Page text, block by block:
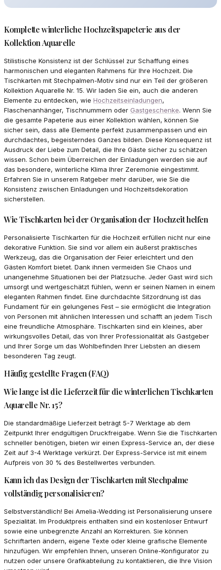
Komplette winterliche Hochzeitspapeterie aus der
Kollektion Aquarelle
Stilistische Konsistenz ist der Schlüssel zur Schaffung eines
harmonischen und eleganten Rahmens für Ihre Hochzeit. Die
Tischkarten mit Stechpalmen-Motiv sind nur ein Teil der größeren
Kollektion Aquarelle Nr. 15. Wir laden Sie ein, auch die anderen
Elemente zu entdecken, wie Hochzeitseinladungen,
Flaschenanhänger, Tischnummern oder Gastgeschenke. Wenn Sie
die gesamte Papeterie aus einer Kollektion wählen, können Sie
sicher sein, dass alle Elemente perfekt zusammenpassen und ein
durchdachtes, begeisterndes Ganzes bilden. Diese Konsequenz ist
Ausdruck der Liebe zum Detail, die Ihre Gäste sicher zu schätzen
wissen. Schon beim Überreichen der Einladungen werden sie auf
das besondere, winterliche Klima Ihrer Zeremonie eingestimmt.
Erfahren Sie in unserem Ratgeber mehr darüber, wie Sie die
Konsistenz zwischen Einladungen und Hochzeitsdekoration
sicherstellen.
Wie Tischkarten bei der Organisation der Hochzeit helfen
Personalisierte Tischkarten für die Hochzeit erfüllen nicht nur eine
dekorative Funktion. Sie sind vor allem ein äußerst praktisches
Werkzeug, das die Organisation der Feier erleichtert und den
Gästen Komfort bietet. Dank ihnen vermeiden Sie Chaos und
unangenehme Situationen bei der Platzsuche. Jeder Gast wird sich
umsorgt und wertgeschätzt fühlen, wenn er seinen Namen in einem
eleganten Rahmen findet. Eine durchdachte Sitzordnung ist das
Fundament für ein gelungenes Fest – sie ermöglicht die Integration
von Personen mit ähnlichen Interessen und schafft an jedem Tisch
eine freundliche Atmosphäre. Tischkarten sind ein kleines, aber
wirkungsvolles Detail, das von Ihrer Professionalität als Gastgeber
und Ihrer Sorge um das Wohlbefinden Ihrer Liebsten an diesem
besonderen Tag zeugt.
Häufig gestellte Fragen (FAQ)
Wie lange ist die Lieferzeit für die winterlichen Tischkarten
Aquarelle Nr. 15?
Die standardmäßige Lieferzeit beträgt 5-7 Werktage ab dem
Zeitpunkt Ihrer endgültigen Druckfreigabe. Wenn Sie die Tischkarten
schneller benötigen, bieten wir einen Express-Service an, der diese
Zeit auf 3-4 Werktage verkürzt. Der Express-Service ist mit einem
Aufpreis von 30 % des Bestellwertes verbunden.
Kann ich das Design der Tischkarten mit Stechpalme
vollständig personalisieren?
Selbstverständlich! Bei Amelia-Wedding ist Personalisierung unsere
Spezialität. Im Produktpreis enthalten sind ein kostenloser Entwurf
sowie eine unbegrenzte Anzahl an Korrekturen. Sie können
Schriftarten ändern, eigene Texte oder kleine grafische Elemente
hinzufügen. Wir empfehlen Ihnen, unseren Online-Konfigurator zu
nutzen oder unsere Grafikabteilung zu kontaktieren, die Ihre Vision